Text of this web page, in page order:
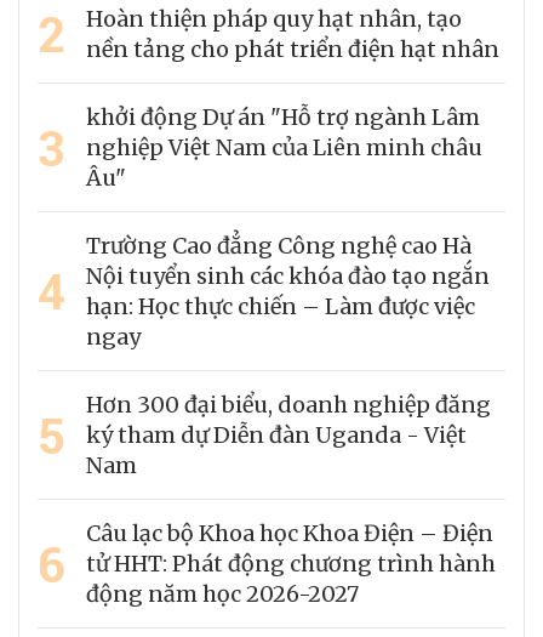
2
Hoàn thiện pháp quy hạt nhân, tạo
nền tảng cho phát triển điện hạt nhân
3
khởi động Dự án "Hỗ trợ ngành Lâm
nghiệp Việt Nam của Liên minh châu
Âu"
4
Trường Cao đẳng Công nghệ cao Hà
Nội tuyển sinh các khóa đào tạo ngắn
hạn: Học thực chiến – Làm được việc
ngay
5
Hơn 300 đại biểu, doanh nghiệp đăng
ký tham dự Diễn đàn Uganda - Việt
Nam
6
Câu lạc bộ Khoa học Khoa Điện – Điện
tử HHT: Phát động chương trình hành
động năm học 2026-2027